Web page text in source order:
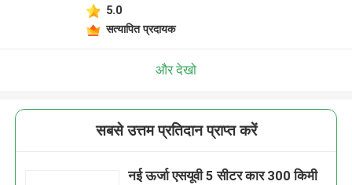
5.0
सत्यापित प्रदायक
और देखो
सबसे उत्तम प्रतिदान प्राप्त करें
नई ऊर्जा एसयूवी 5 सीटर कार 300 किमी